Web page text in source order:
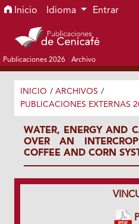
Ir al menú de navegación
Ir al contenido principal
Ir al pie de página del sitio
Inicio Idioma Entrar
Publicaciones 2026 Archivo
INICIO / ARCHIVOS /
PUBLICACIONES EXTERNAS
WATER, ENERGY AND
OVER AN
COFFEE AND CORN